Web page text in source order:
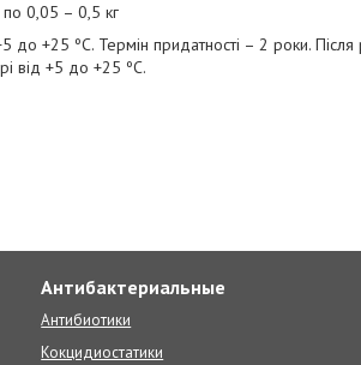
по 0,05 – 0,5 кг
до +25 ºС. Термін придатності – 2 роки. Після
від +5 до +25 ºС.
Антибактериальные
Антибиотики
Кокцидиостатики